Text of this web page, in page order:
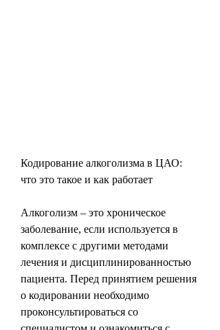
Кодирование алкоголизма в ЦАО:
что это такое и как работает
Алкоголизм – это хроническое
заболевание, если используется в
комплексе с другими методами
лечения и дисциплинированностью
пациента. Перед принятием решения
о кодировании необходимо
проконсультироваться со